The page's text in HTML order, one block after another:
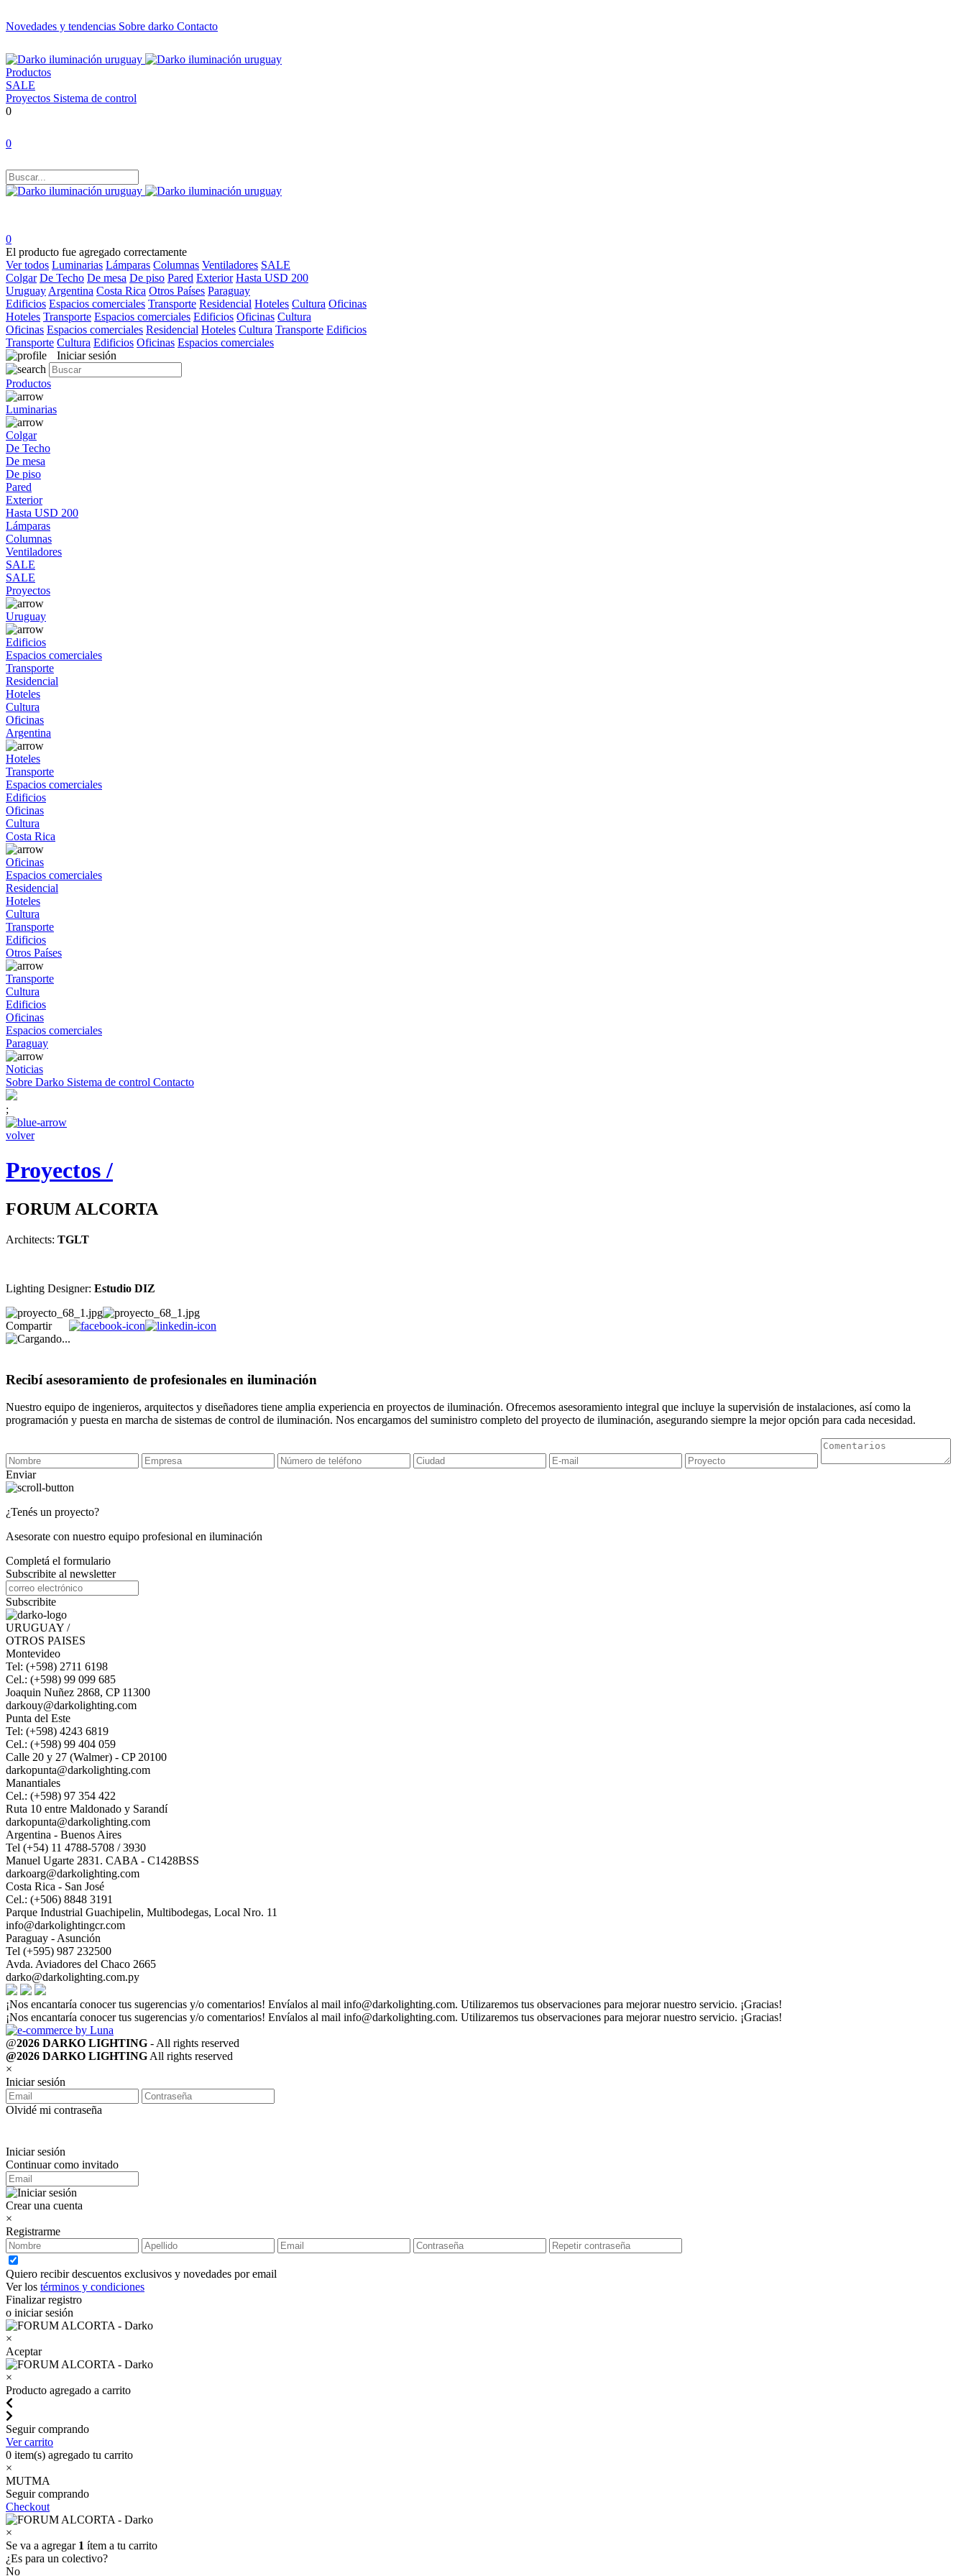
Novedades y tendencias Sobre darko Contacto
Productos
SALE
Proyectos Sistema de control
0
0
0
El producto fue agregado correctamente
Ver todos Luminarias Lámparas Columnas Ventiladores SALE
Colgar De Techo De mesa De piso Pared Exterior Hasta USD 200
Uruguay Argentina Costa Rica Otros Países Paraguay
Edificios Espacios comerciales Transporte Residencial Hoteles Cultura Oficinas
Hoteles Transporte Espacios comerciales Edificios Oficinas Cultura
Oficinas Espacios comerciales Residencial Hoteles Cultura Transporte Edificios
Transporte Cultura Edificios Oficinas Espacios comerciales
Iniciar sesión
Productos
Luminarias
Colgar
De Techo
De mesa
De piso
Pared
Exterior
Hasta USD 200
Lámparas
Columnas
Ventiladores
SALE
SALE
Proyectos
Uruguay
Edificios
Espacios comerciales
Transporte
Residencial
Hoteles
Cultura
Oficinas
Argentina
Hoteles
Transporte
Espacios comerciales
Edificios
Oficinas
Cultura
Costa Rica
Oficinas
Espacios comerciales
Residencial
Hoteles
Cultura
Transporte
Edificios
Otros Países
Transporte
Cultura
Edificios
Oficinas
Espacios comerciales
Paraguay
Noticias
Sobre Darko Sistema de control Contacto
;
volver
Proyectos /
FORUM ALCORTA
Architects: TGLT
Lighting Designer: Estudio DIZ
Compartir
Recibí asesoramiento de profesionales en iluminación
Nuestro equipo de ingenieros, arquitectos y diseñadores tiene amplia experiencia en proyectos de iluminación. Ofrecemos asesoramiento integral que incluye la supervisión de instalaciones, así como la
programación y puesta en marcha de sistemas de control de iluminación. Nos encargamos del suministro completo del proyecto de iluminación, asegurando siempre la mejor opción para cada necesidad.
Enviar
¿Tenés un proyecto?
Asesorate con nuestro equipo profesional en iluminación
Completá el formulario
Subscribite al newsletter
Subscribite
URUGUAY /
OTROS PAISES
Montevideo
Tel: (+598) 2711 6198
Cel.: (+598) 99 099 685
Joaquin Nuñez 2868, CP 11300
darkouy@darkolighting.com
Punta del Este
Tel: (+598) 4243 6819
Cel.: (+598) 99 404 059
Calle 20 y 27 (Walmer) - CP 20100
darkopunta@darkolighting.com
Manantiales
Cel.: (+598) 97 354 422
Ruta 10 entre Maldonado y Sarandí
darkopunta@darkolighting.com
Argentina - Buenos Aires
Tel (+54) 11 4788-5708 / 3930
Manuel Ugarte 2831. CABA - C1428BSS
darkoarg@darkolighting.com
Costa Rica - San José
Cel.: (+506) 8848 3191
Parque Industrial Guachipelin, Multibodegas, Local Nro. 11
info@darkolightingcr.com
Paraguay - Asunción
Tel (+595) 987 232500
Avda. Aviadores del Chaco 2665
darko@darkolighting.com.py
¡Nos encantaría conocer tus sugerencias y/o comentarios! Envíalos al mail info@darkolighting.com. Utilizaremos tus observaciones para mejorar nuestro servicio. ¡Gracias!
¡Nos encantaría conocer tus sugerencias y/o comentarios! Envíalos al mail info@darkolighting.com. Utilizaremos tus observaciones para mejorar nuestro servicio. ¡Gracias!
@2026 DARKO LIGHTING - All rights reserved
@2026 DARKO LIGHTING All rights reserved
×
Iniciar sesión
Olvidé mi contraseña
Iniciar sesión
Continuar como invitado
Crear una cuenta
×
Registrarme
Quiero recibir descuentos exclusivos y novedades por email
Ver los términos y condiciones
Finalizar registro
o iniciar sesión
×
Aceptar
×
Producto agregado a carrito
Seguir comprando
Ver carrito
0 item(s) agregado tu carrito
×
MUTMA
Seguir comprando
Checkout
×
Se va a agregar 1 ítem a tu carrito
¿Es para un colectivo?
No